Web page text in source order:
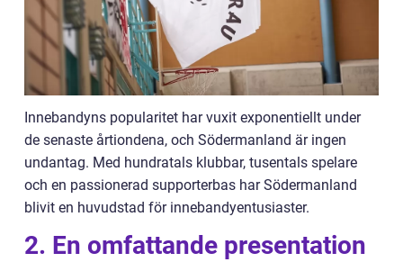
Innebandyns popularitet har vuxit exponentiellt under
de senaste årtiondena, och Södermanland är ingen
undantag. Med hundratals klubbar, tusentals spelare
och en passionerad supporterbas har Södermanland
blivit en huvudstad för innebandyentusiaster.
2. En omfattande presentation